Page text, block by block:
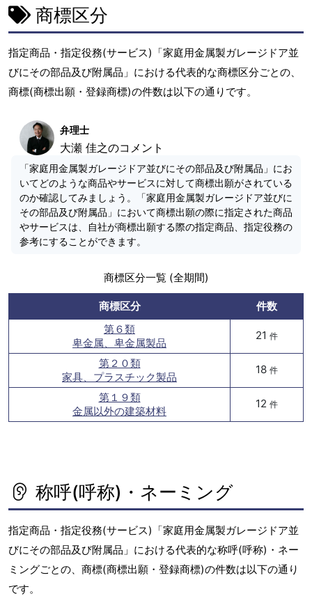
商標区分
指定商品・指定役務(サービス)「家庭用金属製ガレージドア並
びにその部品及び附属品」における代表的な商標区分ごとの、
商標(商標出願・登録商標)の件数は以下の通りです。
弁理士
大瀬 佳之のコメント
「家庭用金属製ガレージドア並びにその部品及び附属品」にお
いてどのような商品やサービスに対して商標出願がされている
のか確認してみましょう。「家庭用金属製ガレージドア並びに
その部品及び附属品」において商標出願の際に指定された商品
やサービスは、自社が商標出願する際の指定商品、指定役務の
参考にすることができます。
商標区分一覧 (全期間)
商標区分
件数
第６類
卑金属、卑金属製品
21 件
第２０類
家具、プラスチック製品
18 件
第１９類
金属以外の建築材料
12 件
称呼(呼称)・ネーミング
指定商品・指定役務(サービス)「家庭用金属製ガレージドア並
びにその部品及び附属品」における代表的な称呼(呼称)・ネー
ミングごとの、商標(商標出願・登録商標)の件数は以下の通り
です。